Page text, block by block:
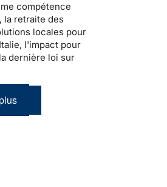
compétence
la retraite des
locales pour
l'impact pour
dernière loi sur